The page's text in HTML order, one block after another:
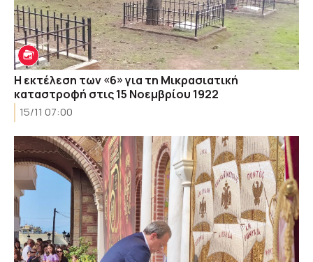
Η εκτέλεση των «6» για τη Μικρασιατική
καταστροφή στις 15 Νοεμβρίου 1922
15/11 07:00